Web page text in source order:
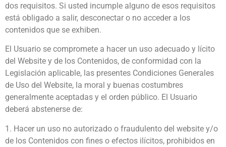
dos requisitos. Si usted incumple alguno de esos requisitos
está obligado a salir, desconectar o no acceder a los
contenidos que se exhiben.
El Usuario se compromete a hacer un uso adecuado y lícito
del Website y de los Contenidos, de conformidad con la
Legislación aplicable, las presentes Condiciones Generales
de Uso del Website, la moral y buenas costumbres
generalmente aceptadas y el orden público. El Usuario
deberá abstenerse de:
1. Hacer un uso no autorizado o fraudulento del website y/o
de los Contenidos con fines o efectos ilícitos, prohibidos en